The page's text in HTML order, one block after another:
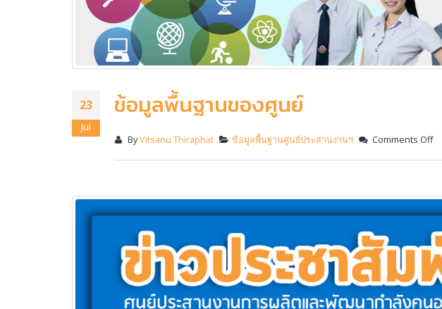
23
Jul
ข้อมูลพื้นฐานของศูนย์
ByVitsanu Thiraphat ข้อมูลพื้นฐานศูนย์ประสานงานฯ
Comments Off